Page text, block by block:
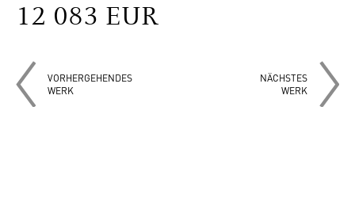
12 083 EUR
VORHERGEHENDES
WERK
NÄCHSTES
WERK